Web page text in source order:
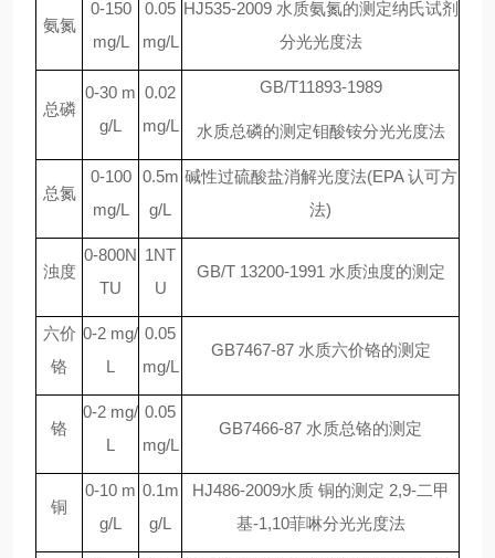
氨氮
0-150
mg/L
0.05
mg/L
HJ535-2009 水质氨氮的测定纳氏试剂
分光光度法
总磷
0-30 m
g/L
0.02
mg/L
GB/T11893-1989
水质总磷的测定钼酸铵分光光度法
总氮
0-100
mg/L
0.5m
g/L
碱性过硫酸盐消解光度法(EPA 认可方
法)
浊度
0-800N
TU
1NT
U
GB/T 13200-1991 水质浊度的测定
六价
铬
0-2 mg/
L
0.05
mg/L
GB7467-87 水质六价铬的测定
铬
0-2 mg/
L
0.05
mg/L
GB7466-87 水质总铬的测定
铜
0-10 m
g/L
0.1m
g/L
HJ486-2009水质 铜的测定 2,9-二甲
基-1,10菲啉分光光度法